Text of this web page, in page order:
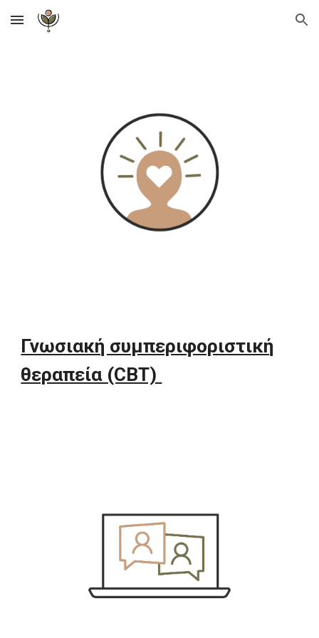
Skip to main content Skip to navigation
Γνωσιακή συμπεριφοριστική
θεραπεία (CBT)